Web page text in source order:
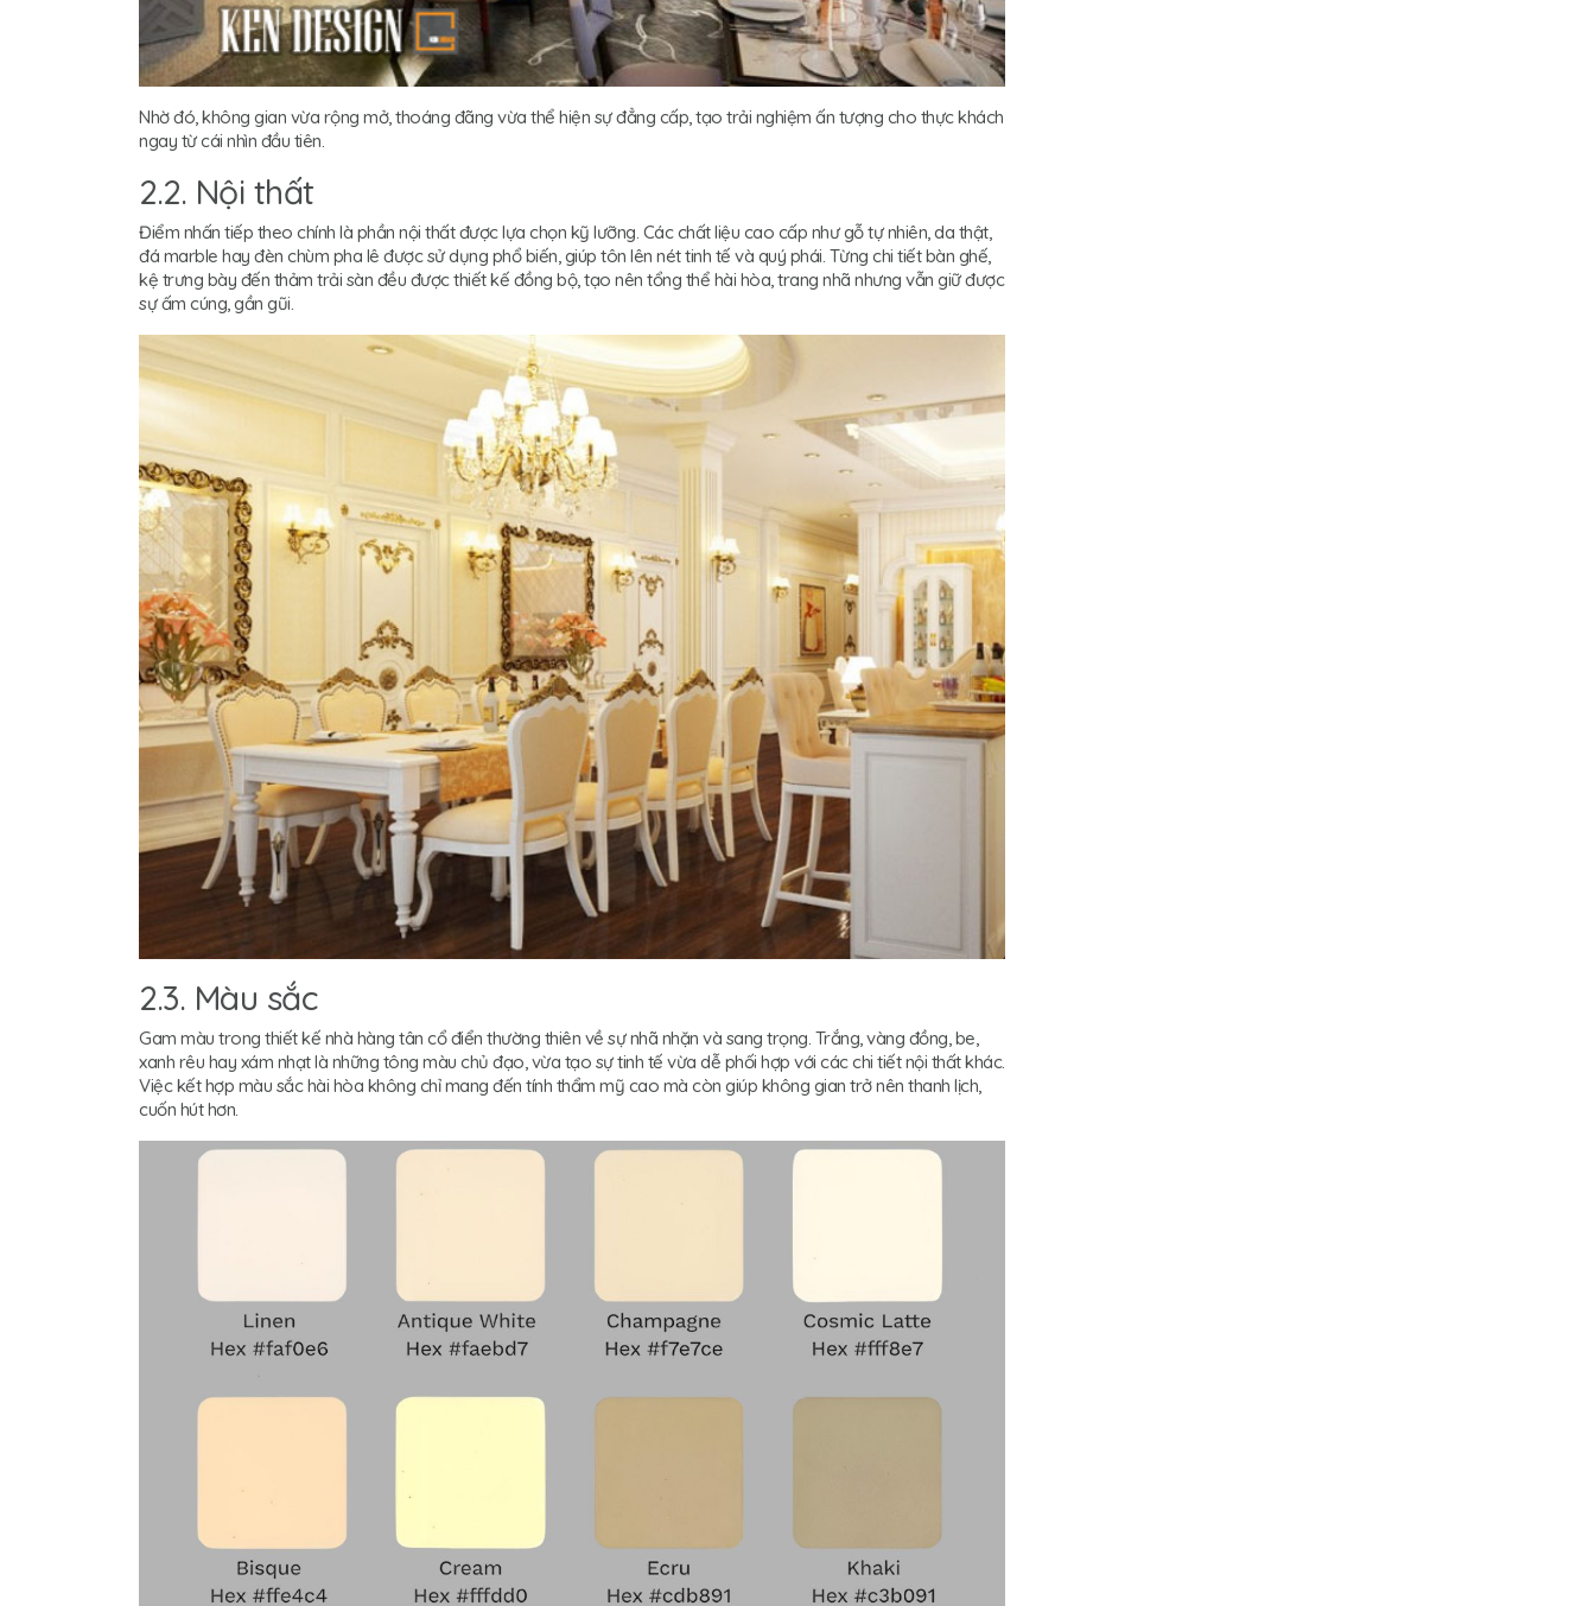
Nhờ đó, không gian vừa rộng mở, thoáng đãng vừa thể hiện sự đẳng cấp, tạo trải nghiệm ấn tượng cho thực khách
ngay từ cái nhìn đầu tiên.
2.2. Nội thất
Điểm nhấn tiếp theo chính là phần nội thất được lựa chọn kỹ lưỡng. Các chất liệu cao cấp như gỗ tự nhiên, da thật,
đá marble hay đèn chùm pha lê được sử dụng phổ biến, giúp tôn lên nét tinh tế và quý phái. Từng chi tiết bàn ghế,
kệ trưng bày đến thảm trải sàn đều được thiết kế đồng bộ, tạo nên tổng thể hài hòa, trang nhã nhưng vẫn giữ được
sự ấm cúng, gần gũi.
2.3. Màu sắc
Gam màu trong thiết kế nhà hàng tân cổ điển thường thiên về sự nhã nhặn và sang trọng. Trắng, vàng đồng, be,
xanh rêu hay xám nhạt là những tông màu chủ đạo, vừa tạo sự tinh tế vừa dễ phối hợp với các chi tiết nội thất khác.
Việc kết hợp màu sắc hài hòa không chỉ mang đến tính thẩm mỹ cao mà còn giúp không gian trở nên thanh lịch,
cuốn hút hơn.